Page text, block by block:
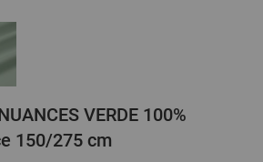
VERDE 100%
150/275 cm